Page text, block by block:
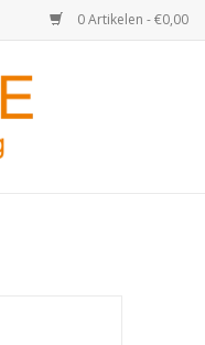
0 Artikelen - €0,00